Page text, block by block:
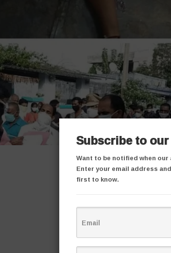
Subscribe to
Want to be notified when
Enter your email address
first to know.